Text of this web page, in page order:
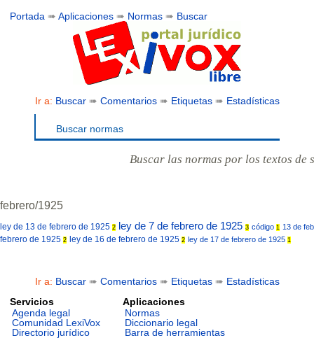
Portada ➠Aplicaciones ➠ Normas ➠ Buscar
Ir a: Buscar➠ Comentarios➠ Etiquetas➠ Estadísticas
Buscar normas
Buscar las normas por los textos de
febrero/1925
ley de 13 de febrero de 1925 2 ley de 7 de febrero de 1925 3 código 1 13 de
febrero de 1925 2 ley de 16 de febrero de 1925 2 ley de 17 de febrero de 1925 1
Ir a: Buscar➠ Comentarios➠ Etiquetas➠ Estadísticas
Servicios
Agenda legal
Comunidad LexiVox
Directorio jurídico
Aplicaciones
Normas
Diccionario legal
Barra de herramientas